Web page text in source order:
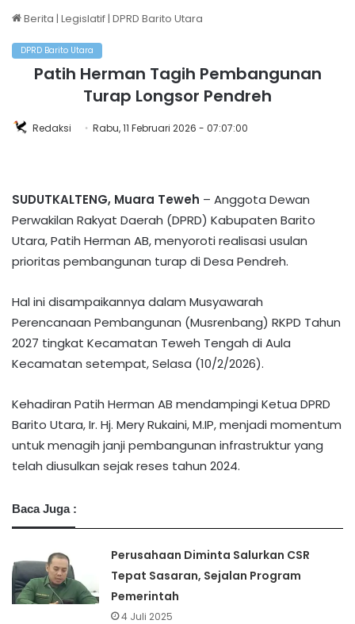
Berita | Legislatif | DPRD Barito Utara
DPRD Barito Utara
Patih Herman Tagih Pembangunan
Turap Longsor Pendreh
Redaksi Rabu, 11 Februari 2026 - 07:07:00
SUDUTKALTENG, Muara Teweh – Anggota Dewan
Perwakilan Rakyat Daerah (DPRD) Kabupaten Barito
Utara, Patih Herman AB, menyoroti realisasi usulan
prioritas pembangunan turap di Desa Pendreh.
Hal ini disampaikannya dalam Musyawarah
Perencanaan Pembangunan (Musrenbang) RKPD Tahun
2027 tingkat Kecamatan Teweh Tengah di Aula
Kecamatan setempat, Selasa (10/2/2026).
Kehadiran Patih Herman AB mendampingi Ketua DPRD
Barito Utara, Ir. Hj. Mery Rukaini, M.IP, menjadi momentum
untuk menagih janji pembangunan infrastruktur yang
telah diusulkan sejak reses tahun 2024.
Baca Juga :
Perusahaan Diminta Salurkan CSR
Tepat Sasaran, Sejalan Program
Pemerintah
4 Juli 2025